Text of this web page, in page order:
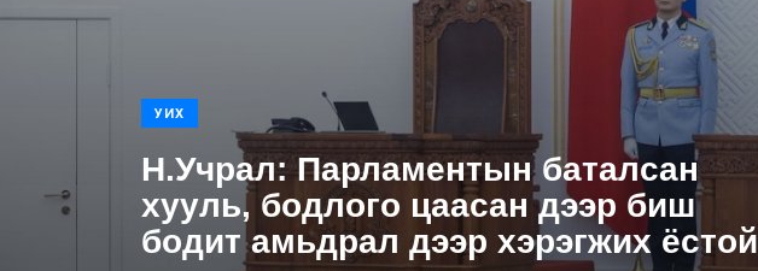
УИХ
Н.Учрал: Парламентын баталсан
хууль, бодлого цаасан дээр биш
бодит амьдрал дээр хэрэгжих ёстой